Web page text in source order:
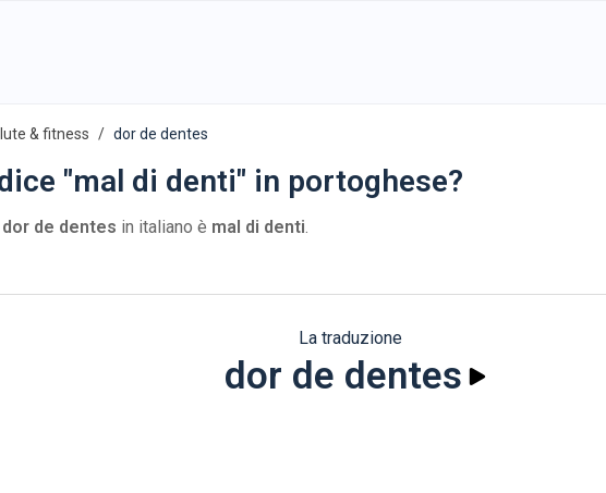
& fitness dor de dentes
"mal di denti" in portoghese?
dor de dentes in italiano è mal di denti.
La traduzione
dor de dentes